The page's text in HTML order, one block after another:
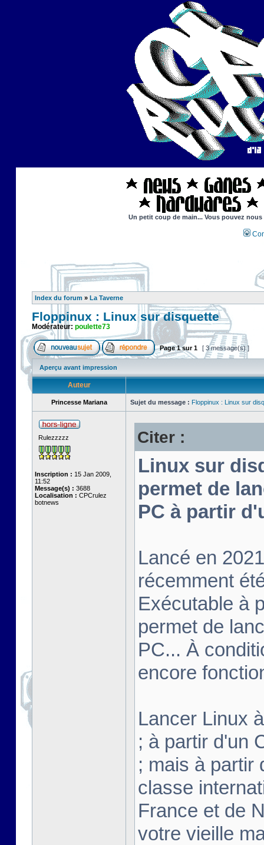
Un petit coup de main... Vous pouvez
Index du forum » La Taverne
Floppinux : Linux sur disquette
Modérateur: poulette73
Page1sur1 [ 3 message(s) ]
Aperçu avant impression
Auteur
Princesse Mariana Sujet du message : Floppinux : Linux sur
Rulezzzzz
Inscription : 15 Jan 2009,
11:52
Message(s) : 3688
Localisation : CPCrulez
botnews
Citer :
Linux sur
permet de
PC à partir
Lancé en
récemment
Exécutable à
permet de
PC... À
encore
Lancer Linux
; à partir d'un
; mais à partir
classe
France et de
votre vieille